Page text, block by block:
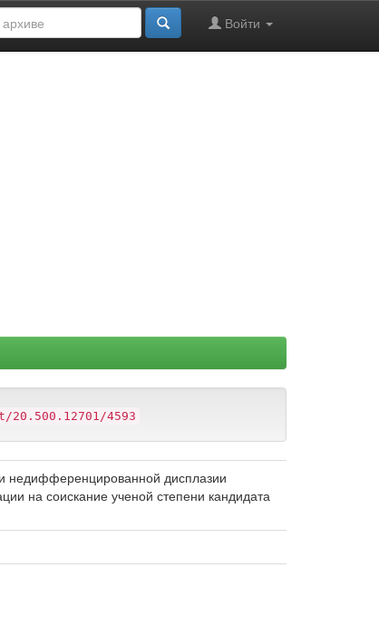
Войти
4593
недифференцированной дисплазии
на соискание ученой степени кандидата